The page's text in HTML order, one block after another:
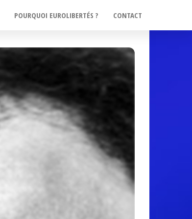
POURQUOI EUROLIBERTÉS ? CONTACT